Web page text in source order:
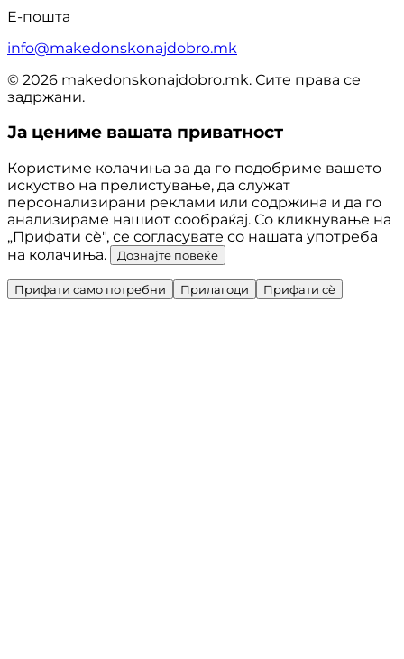
Е-пошта
info@makedonskonajdobro.mk
© 2026 makedonskonajdobro.mk. Сите права се
задржани.
Ја цениме вашата приватност
Користиме колачиња за да го подобриме вашето
искуство на прелистување, да служат
персонализирани реклами или содржина и да го
анализираме нашиот сообраќај. Со кликнување на
„Прифати сè", се согласувате со нашата употреба
на колачиња.
Дознајте повеќе
Прифати само потребни Прилагоди Прифати сè